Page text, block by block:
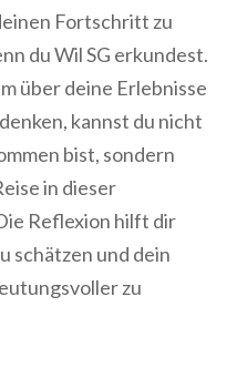
Fortschritt zu
du Wil SG erkundest.
über deine Erlebnisse
kannst du nicht
bist, sondern
in dieser
Reflexion hilft dir
schätzen und dein
zu